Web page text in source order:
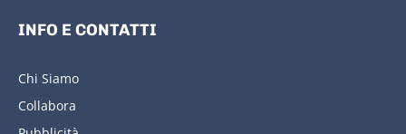
INFO E CONTATTI
Chi Siamo
Collabora